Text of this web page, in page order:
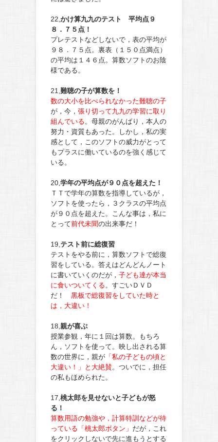
22, かけ算九九のテスト 平均点９
８．７５点！
プレテストなどしないで，表の平均が
９８．７５点。裏表（１５０点満点）
の平均は１４６点。算数ソフトのお陰
様である。
21, 難聴の子が算数を！
数の大小を比べられなかった難聴の子
が，今， 張り切って九九の学習に取り
組んでいる。母親のがんばり，本人の
努力・資質もあった。しかし，私の実
感として，このソフトの威力がとって
もプラスに働いているのを強く感じて
いる。
20, 学年の平均点が９０点を超えた！
ＴＴで学年の算数を指導しているが，
ソフトを使ったら，３クラスの平均点
が９０点を超えた。こんな事は，私に
とって前代未聞の出来事だ！
19, テスト前に総復習
テストをやる前に，算数ソフトで総復
習をしている。答えはどんどんノート
に書いていくのだが， 子ども達が本当
に食いついてくる。すごいＤＶＤ
だ！ 黒板で総復習をしていた時と
は，大違い！
18, 親が喜ぶ
授業参観，年に１回は算数。もちろ
ん，ソフトを使って。映し出される算
数の世界に，親が 「私の子どもの頃と
大違い！」と大絶賛。ついでに，担任
の私もほめられた。
17, 桃太郎を見せないと子どもが怒
る！
算数用語の勉強や，計算特訓などが待
っている「桃太郎ボタン」 だが，これ
をクリックしないで先に進もうとする